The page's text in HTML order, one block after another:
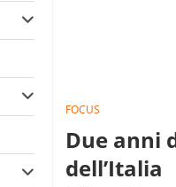
FOCUS
Due anni
dell’Italia